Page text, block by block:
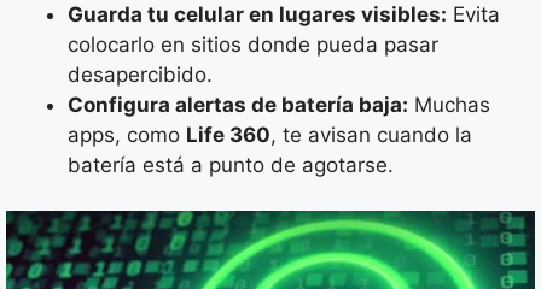
Guarda tu celular en lugares visibles: Evita
colocarlo en sitios donde pueda pasar
desapercibido.
Configura alertas de batería baja: Muchas
apps, como Life 360, te avisan cuando la
batería está a punto de agotarse.